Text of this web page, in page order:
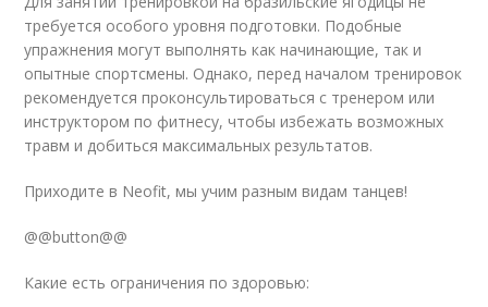
требуется особого уровня подготовки. Подобные
упражнения могут выполнять как начинающие, так и
опытные спортсмены. Однако, перед началом тренировок
рекомендуется проконсультироваться с тренером или
инструктором по фитнесу, чтобы избежать возможных
травм и добиться максимальных результатов.
Приходите в Neofit, мы учим разным видам танцев!
@@button@@
Какие есть ограничения по здоровью: